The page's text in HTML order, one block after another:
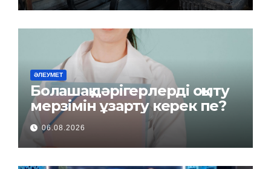
ӘЛЕУМЕТ
Болашақ дәрігерлерді оқыту
мерзімін ұзарту керек пе?
06.08.2026